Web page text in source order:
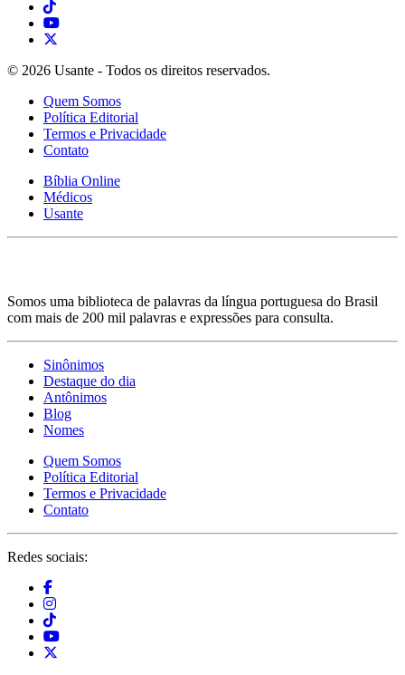
© 2026 Usante - Todos os direitos reservados.
Quem Somos
Política Editorial
Termos e Privacidade
Contato
Bíblia Online
Médicos
Usante
Somos uma biblioteca de palavras da língua portuguesa do Brasil
com mais de 200 mil palavras e expressões para consulta.
Sinônimos
Destaque do dia
Antônimos
Blog
Nomes
Quem Somos
Política Editorial
Termos e Privacidade
Contato
Redes sociais: